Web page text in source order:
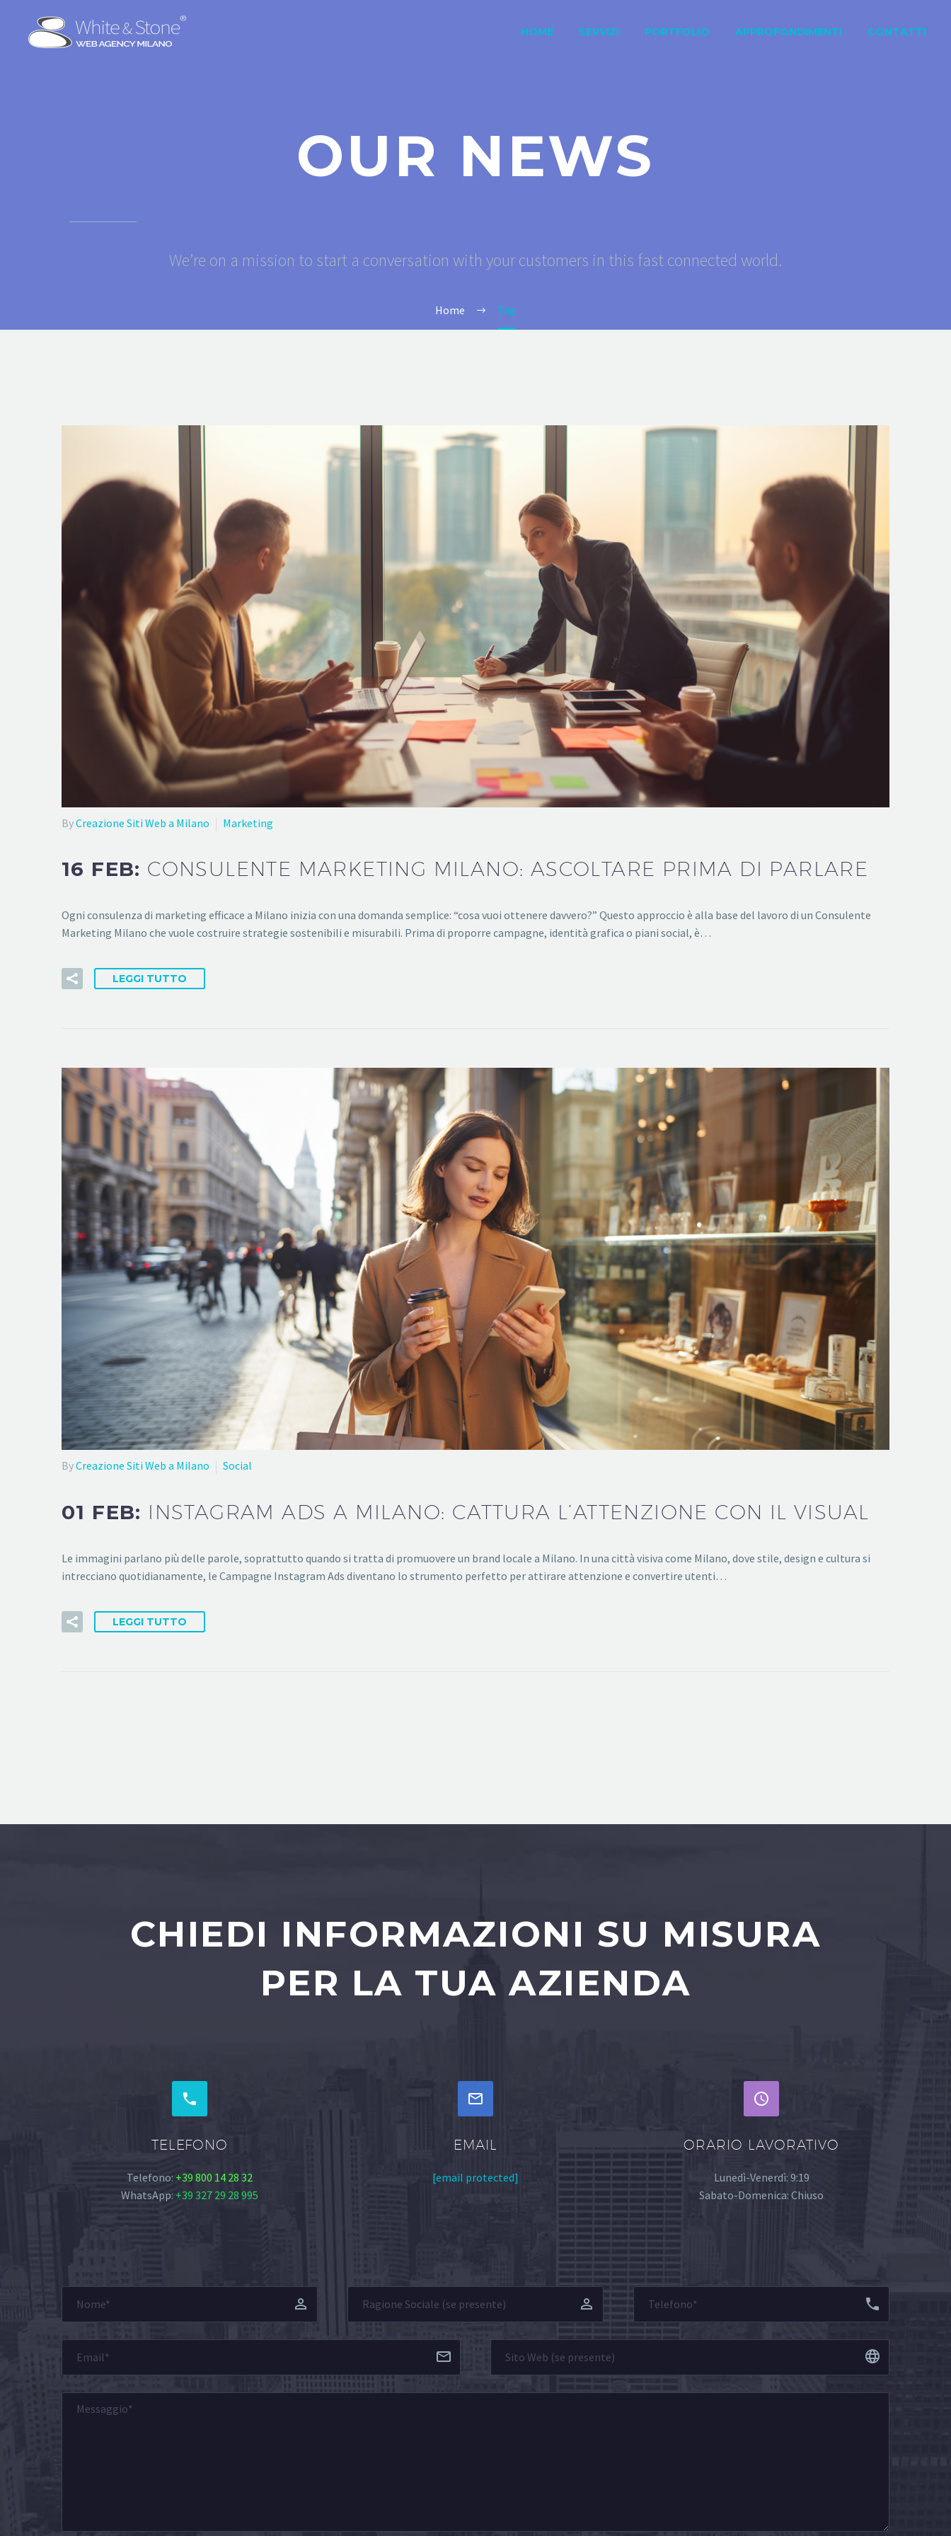
HOME SERVIZI PORTFOLIO APPROFONDIMENTI CONTATTI
OUR NEWS
We’re on a mission to start a conversation with your customers in this fast connected world.
Home Tag
ByCreazione Siti Web a Milano Marketing
16 FEB: CONSULENTE MARKETING MILANO: ASCOLTARE PRIMA DI PARLARE
Ogni consulenza di marketing efficace a Milano inizia con una domanda semplice: “cosa vuoi ottenere davvero?” Questo approccio è alla base del lavoro di un Consulente
Marketing Milano che vuole costruire strategie sostenibili e misurabili. Prima di proporre campagne, identità grafica o piani social, è…
LEGGI TUTTO
ByCreazione Siti Web a Milano Social
01 FEB: INSTAGRAM ADS A MILANO: CATTURA L’ATTENZIONE CON IL VISUAL
Le immagini parlano più delle parole, soprattutto quando si tratta di promuovere un brand locale a Milano. In una città visiva come Milano, dove stile, design e cultura si
intrecciano quotidianamente, le Campagne Instagram Ads diventano lo strumento perfetto per attirare attenzione e convertire utenti…
LEGGI TUTTO
CHIEDI INFORMAZIONI SU MISURA
PER LA TUA AZIENDA


TELEFONO
Telefono: +39 800 14 28 32
WhatsApp: +39 327 29 28 995


EMAIL
[email protected]


ORARIO LAVORATIVO
Lunedì-Venerdì: 9:19
Sabato-Domenica: Chiuso